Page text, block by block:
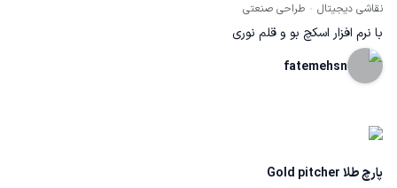
نقاشی دیجیتال طراحی صنعتی
با نرم افزار اسکچ بو و قلم نوری
fatemehsn
پارچ طلا Gold pitcher